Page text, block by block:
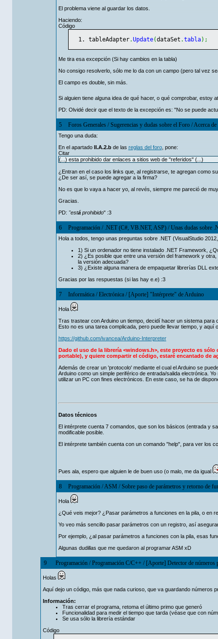
El problema viene al guardar los datos.
Haciendo:
Código
tableAdapter.Update(dataSet .tabla) ;
Me tira esa excepción (Si hay cambios en la tabla)
No consigo resolverlo, sólo me lo da con un campo (pero tal vez
El campo es double, sin más.
Si alguien tiene alguna idea de qué hacer, o qué comprobar, estoy
PD: Olvidé decir que el texto de la excepción es: "No se puede
5 Foros Generales/Sugerencias y dudas sobre el Foro/Acerca
Tengo una duda:
En el apartado II.A.2.bde las reglas del foro, pone:
Citar
(...) esta prohibido dar enlaces a sitios web de "referidos" (...)
¿Entran en el caso los links que, al registrarse, te agregan como
¿De ser así, se puede agregar a la firma?
No es que lo vaya a hacer yo, al revés, siempre me pareció de
Gracias.
PD: "estáprohibido" :3
6 Programación/ .NET (C#, VB.NET, ASP)/Unas dudas sobre
Hola a todos, tengo unas preguntas sobre .NET (VisualStudio
1) Si un ordenador no tiene instalado .NET Framework,
2) ¿Es posible que entre una versión del framework y
la versión adecuada?
3) ¿Existe alguna manera de empaquetar librerías DLL
Gracias por las respuestas (si las hay e.e) :3
7 Informática/Electrónica/ [Aporte] "Intérprete" de Arduino
Hola
Tras trastear con Arduino un tiempo, decidí hacer un sistema para
Esto no es una tarea complicada, pero puede llevar tiempo, y
https://github.com/ivancea/Arduino-Interpreter
Dado el uso de la librería <windows.h>, este proyecto es
portable), y quiere compartir el código, estaré encantado de
Además de crear un 'protocolo' mediante el cual el Arduino se
Arduino como un simple periférico de entrada/salida electrónica.
utilizar un PC con fines electrónicos. En este caso, se ha de
Datos técnicos
El intérprete cuenta 7 comandos, que son los básicos (entrada y
modificable posible.
El intérprete también cuenta con un comando "help", para ver los
Pues ala, espero que alguien le de buen uso (o malo, me da igual
8 Programación/ASM /Sobre paso de parámetros y retorno de
Hola
¿Qué veis mejor? ¿Pasar parámetros a funciones en la pila, o en
Yo veo más sencillo pasar parámetros con un registro, así
Por ejemplo, ¿al pasar parámetros a funciones con la pila, esas
Algunas dudillas que me quedaron al programar ASM xD
9 Programación /Programación C/C++ / [Aporte] Detector de números
Holas
Aquí dejo un código, más que nada curioso, que va guardando números
Información:
Tras cerrar el programa, retoma el último primo que generó
Funcionalidad para medir el tiempo que tarda (véase que con
Se usa sólo la librería estándar
Código